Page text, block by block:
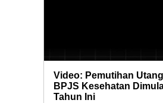
Video: Pemutihan
BPJS Kesehatan
Tahun Ini